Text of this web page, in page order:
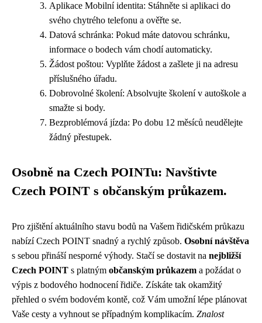
Aplikace Mobilní identita: Stáhněte si aplikaci do
svého chytrého telefonu a ověřte se.
Datová schránka: Pokud máte datovou schránku,
informace o bodech vám chodí automaticky.
Žádost poštou: Vyplňte žádost a zašlete ji na adresu
příslušného úřadu.
Dobrovolné školení: Absolvujte školení v autoškole a
smažte si body.
Bezproblémová jízda: Po dobu 12 měsíců neudělejte
žádný přestupek.
Osobně na Czech POINTu: Navštivte
Czech POINT s občanským průkazem.
Pro zjištění aktuálního stavu bodů na Vašem řidičském průkazu
nabízí Czech POINT snadný a rychlý způsob. Osobní návštěva
s sebou přináší nesporné výhody. Stačí se dostavit na nejbližší
Czech POINT s platným občanským průkazem a požádat o
výpis z bodového hodnocení řidiče. Získáte tak okamžitý
přehled o svém bodovém kontě, což Vám umožní lépe plánovat
Vaše cesty a vyhnout se případným komplikacím. Znalost